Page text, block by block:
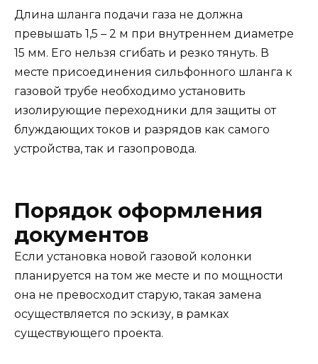
Длина шланга подачи газа не должна
превышать 1,5 – 2 м при внутреннем диаметре
15 мм. Его нельзя сгибать и резко тянуть. В
месте присоединения сильфонного шланга к
газовой трубе необходимо установить
изолирующие переходники для защиты от
блуждающих токов и разрядов как самого
устройства, так и газопровода.
Порядок оформления
документов
Если установка новой газовой колонки
планируется на том же месте и по мощности
она не превосходит старую, такая замена
осуществляется по эскизу, в рамках
существующего проекта.